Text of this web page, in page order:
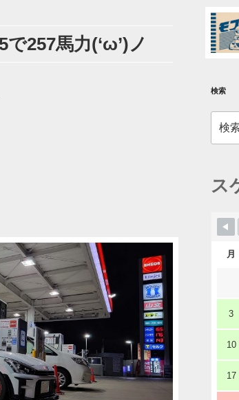
257馬力(‘ω’)ノ
検索
索:
ス
月
3
10
17